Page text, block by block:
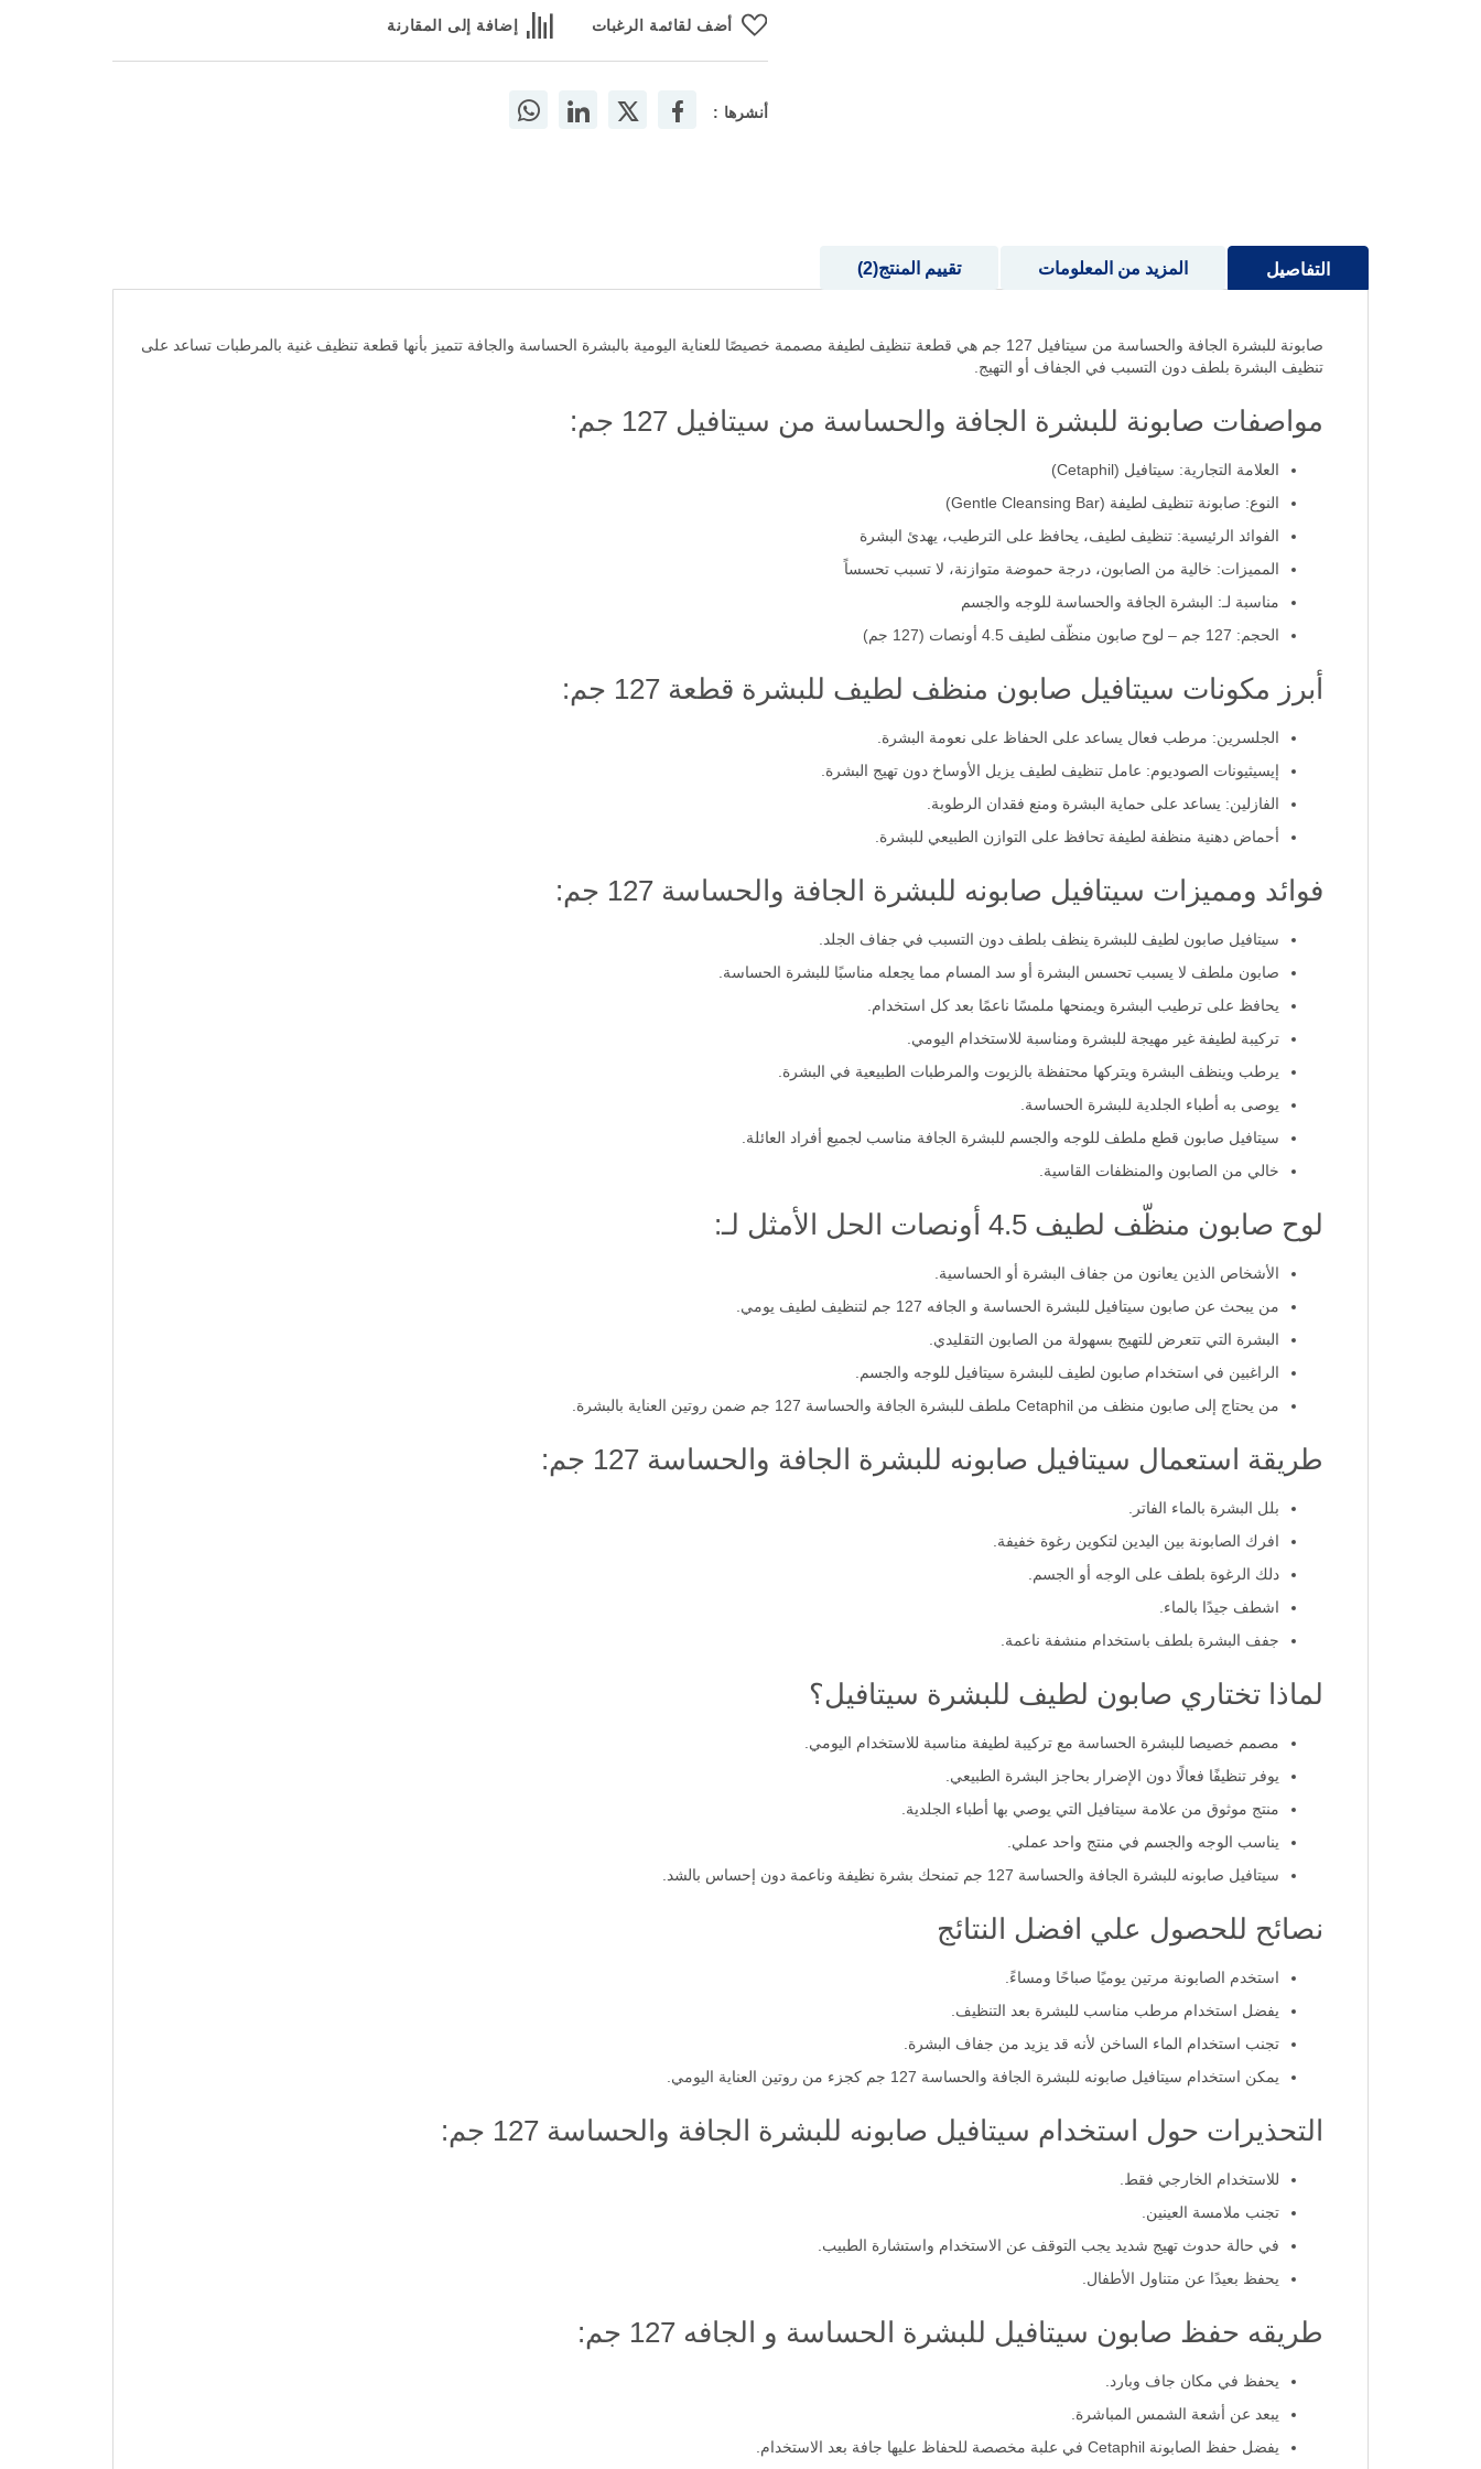
أضف لقائمة الرغبات إضافة إلى المقارنة
أنشرها :
التفاصيل
صابونة للبشرة الجافة والحساسة من سيتافيل 127 جم هي قطعة تنظيف لطيفة مصممة خصيصًا للعناية اليومية بالبشرة الحساسة والجافة تتميز بأنها قطعة تنظيف غنية بالمرطبات تساعد على
تنظيف البشرة بلطف دون التسبب في الجفاف أو التهيج.
مواصفات صابونة للبشرة الجافة والحساسة من سيتافيل 127 جم:
العلامة التجارية: سيتافيل (Cetaphil)
النوع: صابونة تنظيف لطيفة (Gentle Cleansing Bar)
الفوائد الرئيسية: تنظيف لطيف، يحافظ على الترطيب، يهدئ البشرة
المميزات: خالية من الصابون، درجة حموضة متوازنة، لا تسبب تحسساً
مناسبة لـ: البشرة الجافة والحساسة للوجه والجسم
الحجم: 127 جم – لوح صابون منظّف لطيف 4.5 أونصات (127 جم)
أبرز مكونات سيتافيل صابون منظف لطيف للبشرة قطعة 127 جم:
الجلسرين: مرطب فعال يساعد على الحفاظ على نعومة البشرة.
إيسيثيونات الصوديوم: عامل تنظيف لطيف يزيل الأوساخ دون تهيج البشرة.
الفازلين: يساعد على حماية البشرة ومنع فقدان الرطوبة.
أحماض دهنية منظفة لطيفة تحافظ على التوازن الطبيعي للبشرة.
فوائد ومميزات سيتافيل صابونه للبشرة الجافة والحساسة 127 جم:
سيتافيل صابون لطيف للبشرة ينظف بلطف دون التسبب في جفاف الجلد.
صابون ملطف لا يسبب تحسس البشرة أو سد المسام مما يجعله مناسبًا للبشرة الحساسة.
يحافظ على ترطيب البشرة ويمنحها ملمسًا ناعمًا بعد كل استخدام.
تركيبة لطيفة غير مهيجة للبشرة ومناسبة للاستخدام اليومي.
يرطب وينظف البشرة ويتركها محتفظة بالزيوت والمرطبات الطبيعية في البشرة.
يوصى به أطباء الجلدية للبشرة الحساسة.
سيتافيل صابون قطع ملطف للوجه والجسم للبشرة الجافة مناسب لجميع أفراد العائلة.
خالي من الصابون والمنظفات القاسية.
لوح صابون منظّف لطيف 4.5 أونصات الحل الأمثل لـ:
الأشخاص الذين يعانون من جفاف البشرة أو الحساسية.
من يبحث عن صابون سيتافيل للبشرة الحساسة و الجافه 127 جم لتنظيف لطيف يومي.
البشرة التي تتعرض للتهيج بسهولة من الصابون التقليدي.
الراغبين في استخدام صابون لطيف للبشرة سيتافيل للوجه والجسم.
من يحتاج إلى صابون منظف من Cetaphil ملطف للبشرة الجافة والحساسة 127 جم ضمن روتين العناية بالبشرة.
طريقة استعمال سيتافيل صابونه للبشرة الجافة والحساسة 127 جم:
بلل البشرة بالماء الفاتر.
افرك الصابونة بين اليدين لتكوين رغوة خفيفة.
دلك الرغوة بلطف على الوجه أو الجسم.
اشطف جيدًا بالماء.
جفف البشرة بلطف باستخدام منشفة ناعمة.
لماذا تختاري صابون لطيف للبشرة سيتافيل؟
مصمم خصيصا للبشرة الحساسة مع تركيبة لطيفة مناسبة للاستخدام اليومي.
يوفر تنظيفًا فعالًا دون الإضرار بحاجز البشرة الطبيعي.
منتج موثوق من علامة سيتافيل التي يوصي بها أطباء الجلدية.
يناسب الوجه والجسم في منتج واحد عملي.
سيتافيل صابونه للبشرة الجافة والحساسة 127 جم تمنحك بشرة نظيفة وناعمة دون إحساس بالشد.
نصائح للحصول علي افضل النتائج
استخدم الصابونة مرتين يوميًا صباحًا ومساءً.
يفضل استخدام مرطب مناسب للبشرة بعد التنظيف.
تجنب استخدام الماء الساخن لأنه قد يزيد من جفاف البشرة.
يمكن استخدام سيتافيل صابونه للبشرة الجافة والحساسة 127 جم كجزء من روتين العناية اليومي.
التحذيرات حول استخدام سيتافيل صابونه للبشرة الجافة والحساسة 127 جم:
للاستخدام الخارجي فقط.
تجنب ملامسة العينين.
في حالة حدوث تهيج شديد يجب التوقف عن الاستخدام واستشارة الطبيب.
يحفظ بعيدًا عن متناول الأطفال.
طريقه حفظ صابون سيتافيل للبشرة الحساسة و الجافه 127 جم:
يحفظ في مكان جاف وبارد.
يبعد عن أشعة الشمس المباشرة.
يفضل حفظ الصابونة Cetaphil في علبة مخصصة للحفاظ عليها جافة بعد الاستخدام.
المزيد من المعلومات تقييم المنتج 2